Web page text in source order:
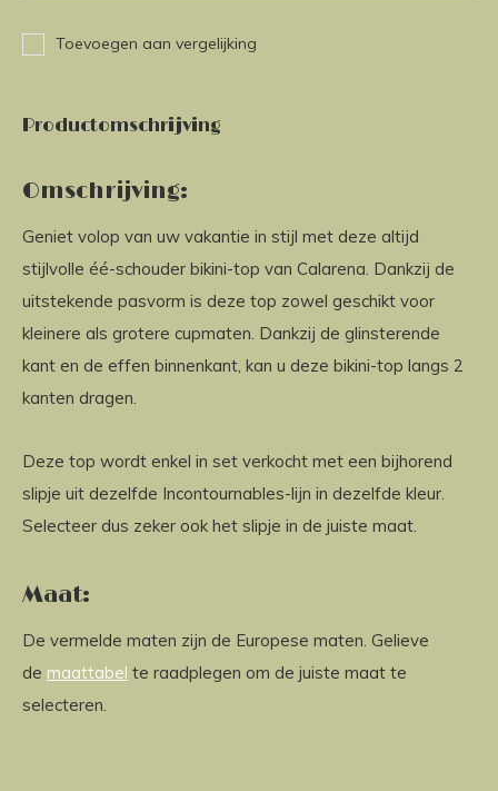
Toevoegen aan vergelijking
Productomschrijving
Omschrijving:
Geniet volop van uw vakantie in stijl met deze altijd
stijlvolle éé-schouder bikini-top van Calarena. Dankzij de
uitstekende pasvorm is deze top zowel geschikt voor
kleinere als grotere cupmaten. Dankzij de glinsterende
kant en de effen binnenkant, kan u deze bikini-top langs 2
kanten dragen.
Deze top wordt enkel in set verkocht met een bijhorend
slipje uit dezelfde Incontournables-lijn in dezelfde kleur.
Selecteer dus zeker ook het slipje in de juiste maat.
Maat:
De vermelde maten zijn de Europese maten. Gelieve
de maattabel te raadplegen om de juiste maat te
selecteren.